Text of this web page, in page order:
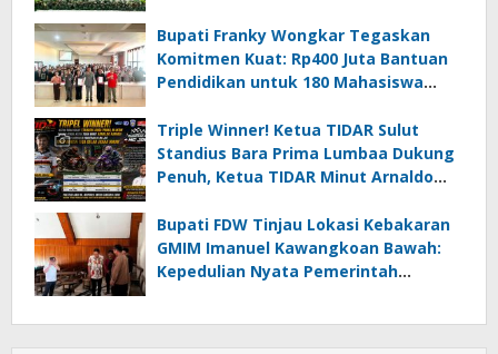
Bupati Franky Wongkar Tegaskan
Komitmen Kuat: Rp400 Juta Bantuan
Pendidikan untuk 180 Mahasiswa
Triple Winner! Ketua TIDAR Sulut
Standius Bara Prima Lumbaa Dukung
Penuh, Ketua TIDAR Minut Arnaldo
05 MC JOE Sapu Bersih Tiga Gelar
Juara Umum
Bupati FDW Tinjau Lokasi Kebakaran
GMIM Imanuel Kawangkoan Bawah:
Kepedulian Nyata Pemerintah